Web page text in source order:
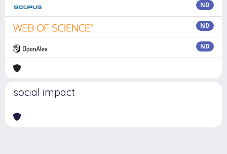
ND
ND
ND
social impact